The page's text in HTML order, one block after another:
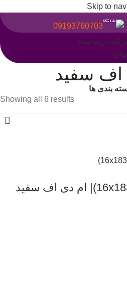
Skip to
09193760703
اف سفید
بندی ها
Showing all 6 results